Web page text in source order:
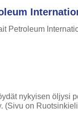
Petroleum
nykyisen öljysi
(Sivu on